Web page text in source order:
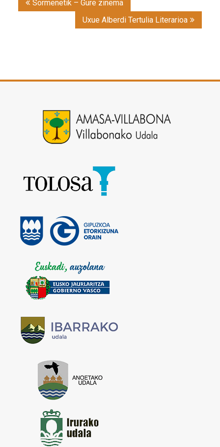
navigation
Sormenetik – Gure zinema
Uxue Alberdi Tertulia Literarioa